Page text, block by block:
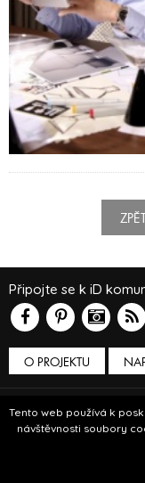
Tento web používá k
návštěvnosti soubory
O PROJEKTU
Připojte se k iD
Podmínky používání
© Insidecor 2013-